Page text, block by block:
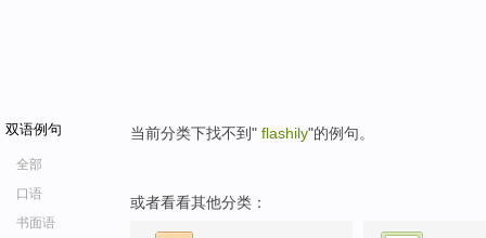
双语例句
全部
口语
书面语
当前分类下找不到" flashily"的例句。
或者看看其他分类：